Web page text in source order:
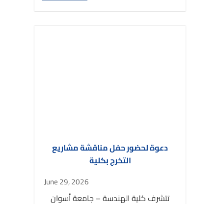
دعوة لحضور حفل مناقشة مشاريع
التخرج بكلية
June 29, 2026
تتشرف كلية الهندسة – جامعة أسوان